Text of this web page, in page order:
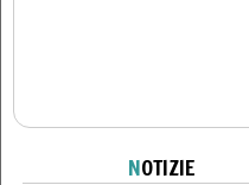
NOTIZIE